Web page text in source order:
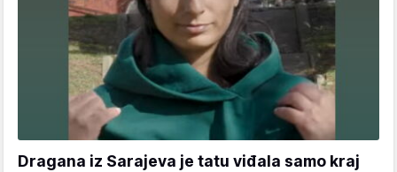
Dragana iz Sarajeva je tatu viđala samo kraj